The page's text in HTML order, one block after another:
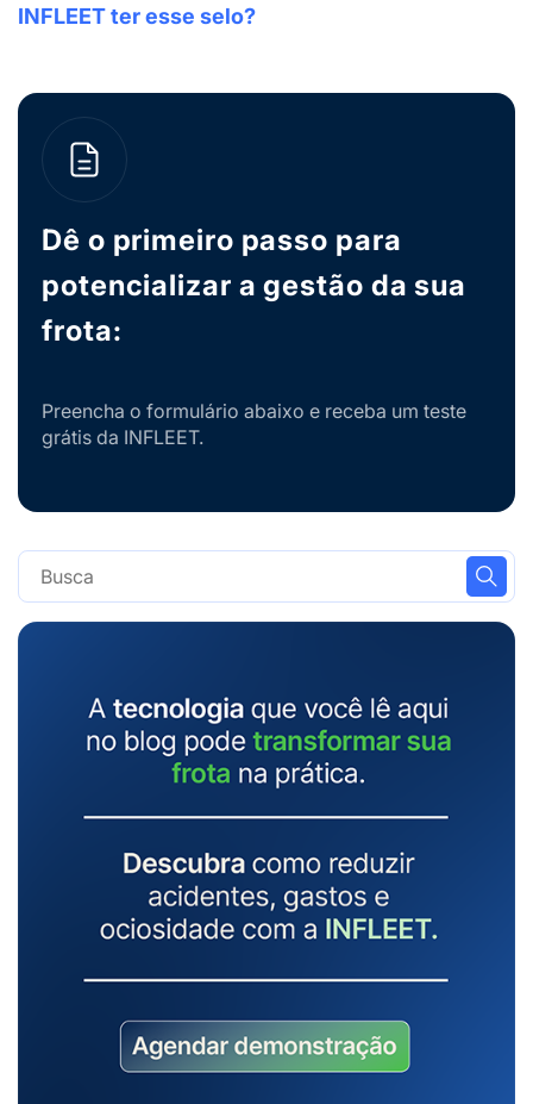
INFLEET ter esse selo?
Dê o primeiro passo para
potencializar a gestão da sua
frota:
Preencha o formulário abaixo e receba um teste
grátis da INFLEET.